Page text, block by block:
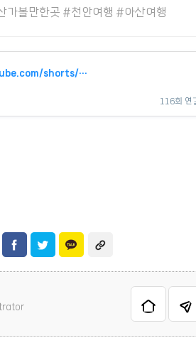
가볼만한곳 #천안여행 #아산여행
https://youtube.com/shorts/LwKguIQdkx0
116회 연